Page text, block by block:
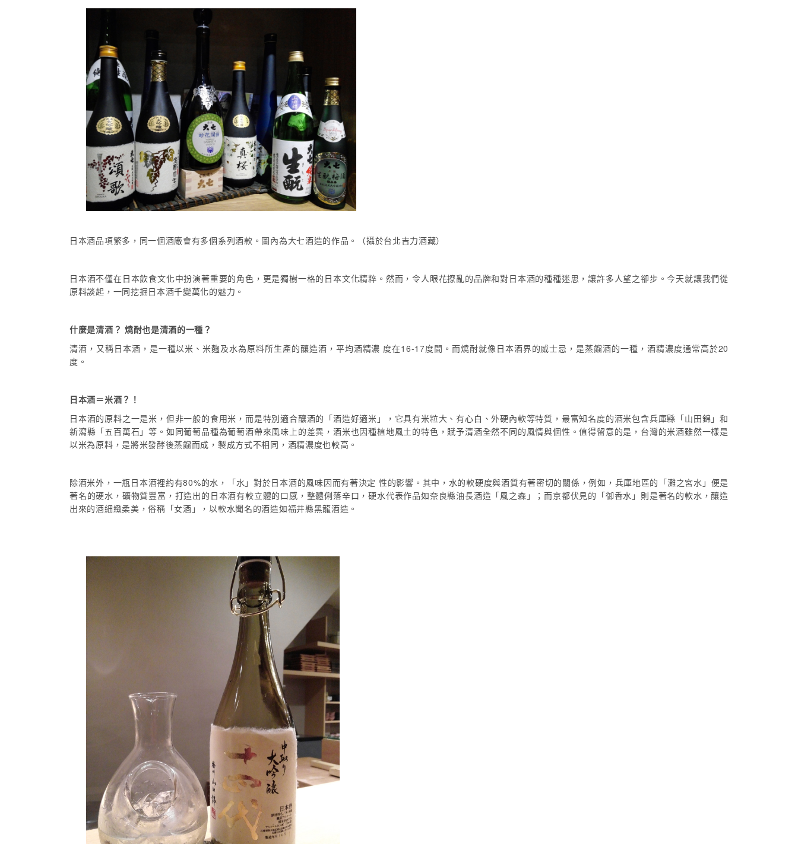
日本酒品項繁多，同一個酒廠會有多個系列酒款。圖內為大七酒造的作品。（攝於台北吉力酒藏）
日本酒不僅在日本飲食文化中扮演著重要的角色，更是獨樹一格的日本文化精粹。然而，令人眼花撩亂的品牌和對日本酒的種種迷思，讓許多人望之卻步。今天就讓我們從
原料談起，一同挖掘日本酒千變萬化的魅力。
什麼是清酒？ 燒酎也是清酒的一種？
清酒，又稱日本酒，是一種以米、米麴及水為原料所生產的釀造酒，平均酒精濃 度在16-17度間。而燒酎就像日本酒界的威士忌，是蒸餾酒的一種，酒精濃度通常高於20
度。
日本酒＝米酒？！
日本酒的原料之一是米，但非一般的食用米，而是特別適合釀酒的「酒造好適米」，它具有米粒大、有心白、外硬內軟等特質，最富知名度的酒米包含兵庫縣「山田錦」和
新瀉縣「五百萬石」等。如同葡萄品種為葡萄酒帶來風味上的差異，酒米也因種植地風土的特色，賦予清酒全然不同的風情與個性。值得留意的是，台灣的米酒雖然一樣是
以米為原料，是將米發酵後蒸餾而成，製成方式不相同，酒精濃度也較高。
除酒米外，一瓶日本酒裡約有80%的水，「水」對於日本酒的風味因而有著決定 性的影響。其中，水的軟硬度與酒質有著密切的關係，例如，兵庫地區的「灘之宮水」便是
著名的硬水，礦物質豐富，打造出的日本酒有較立體的口感，整體俐落辛口，硬水代表作品如奈良縣油長酒造「風之森」；而京都伏見的「御香水」則是著名的軟水，釀造
出來的酒細緻柔美，俗稱「女酒」，以軟水聞名的酒造如福井縣黑龍酒造。